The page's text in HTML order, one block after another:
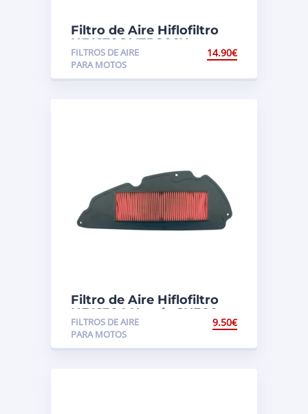
Filtro de Aire Hiflofiltro
HFA1706 VFR800X
Crossrunner ABS (RC60)
FILTROS DE AIRE
PARA MOTOS
14.90€
Filtro de Aire Hiflofiltro
HFA1304 Honda SH300
FILTROS DE AIRE
PARA MOTOS
9.50€